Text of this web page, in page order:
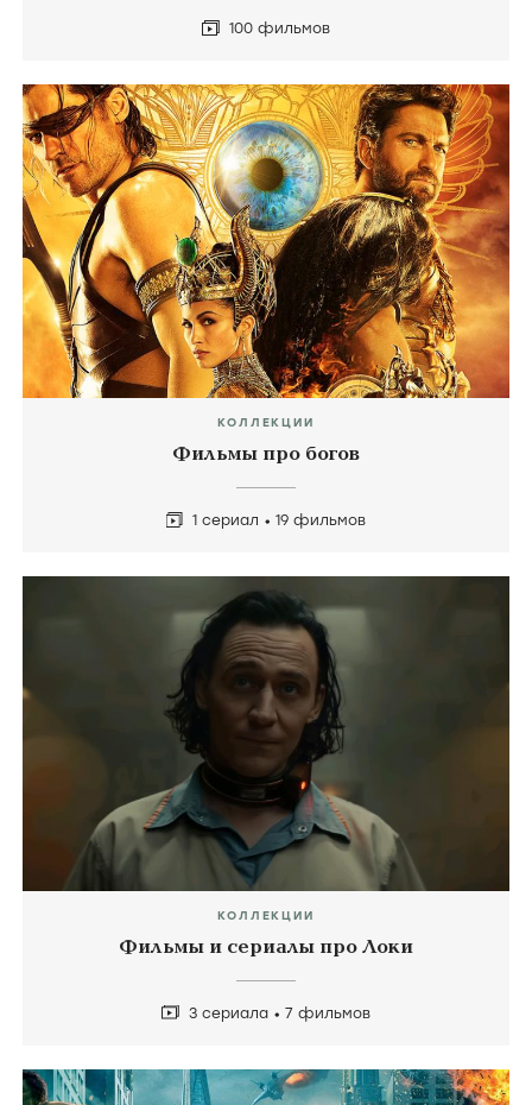
100 фильмов
КОЛЛЕКЦИИ
Фильмы про богов
1 сериал 19 фильмов
КОЛЛЕКЦИИ
Фильмы и сериалы про Локи
3 сериала 7 фильмов